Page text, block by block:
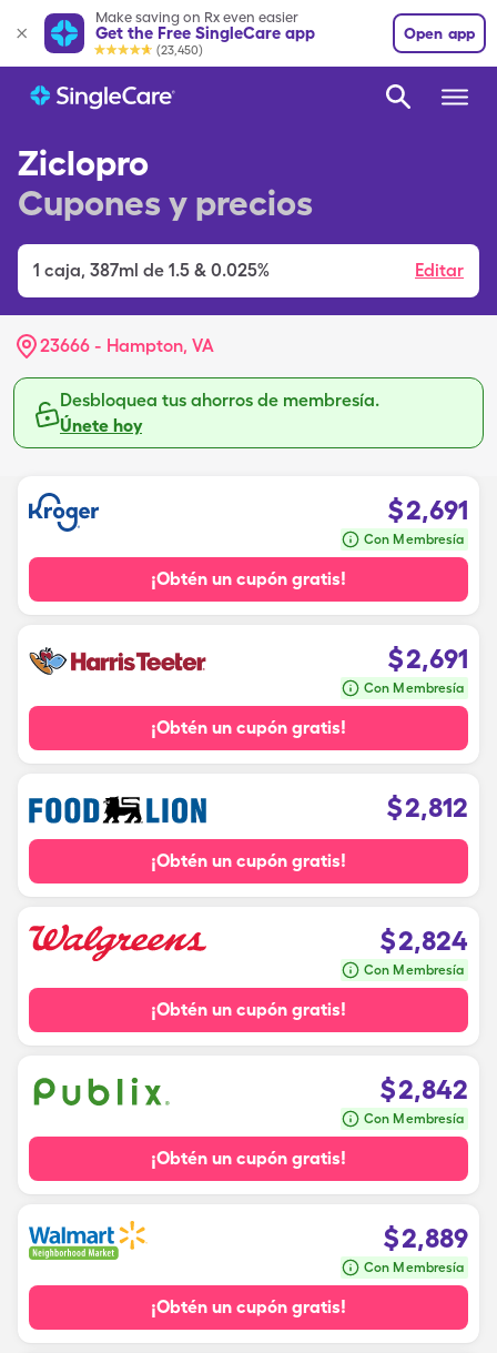
Make saving on Rx even easier
Get the Free SingleCare app
(23,450)
Open app
Ziclopro
Cupones y precios
1 caja, 387ml de 1.5 & 0.025% Editar
23666 - Hampton, VA
Desbloquea tus ahorros de membresía.
Únete hoy
$2,691
Con Membresía
¡Obtén un cupón gratis!
$2,691
Con Membresía
¡Obtén un cupón gratis!
$2,812
¡Obtén un cupón gratis!
$2,824
Con Membresía
¡Obtén un cupón gratis!
$2,842
Con Membresía
¡Obtén un cupón gratis!
$2,889
Con Membresía
¡Obtén un cupón gratis!